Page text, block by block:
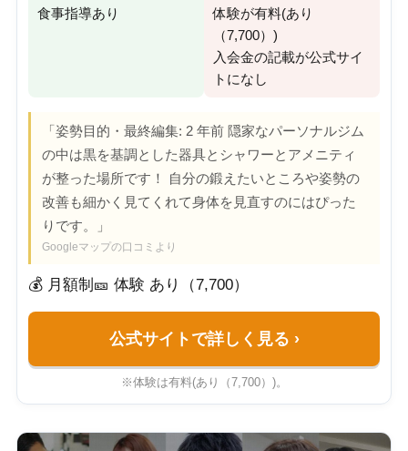
食事指導あり
体験が有料(あり
（7,700）)
入会金の記載が公式サイ
トになし
「姿勢目的・最終編集: 2 年前 隠家なパーソナルジム
の中は黒を基調とした器具とシャワーとアメニティ
が整った場所です！ 自分の鍛えたいところや姿勢の
改善も細かく見てくれて身体を見直すのにはぴった
りです。」
Googleマップの口コミより
💰 月額制 🎫 体験 あり（7,700）
公式サイトで詳しく見る ›
※体験は有料(あり（7,700）)。